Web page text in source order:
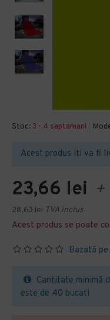
Stoc: 3 - 4 saptamani
Acest produs iti va fi
Bazată
23,66 lei +
28,63 lei TVA inclus
Acest produs se poate
Cantitate minimă
este de 40 bucati